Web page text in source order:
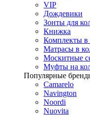
VIP
Дождевики
Зонты для
Книжка
Комплекты в
Матрасы в
Москитные
Муфты на
Популярные
Camarelo
Navington
Noordi
Nuovita